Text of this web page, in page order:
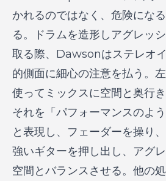
かれるのではなく、危険にな
る。ドラムを造形しアグレッ
取る際、Dawsonはステレオ
的側面に細心の注意を払う。
使ってミックスに空間と奥行
それを「パフォーマンスのよ
と表現し、フェーダーを操り
強いギターを押し出し、アグ
空間とバランスさせる。他の